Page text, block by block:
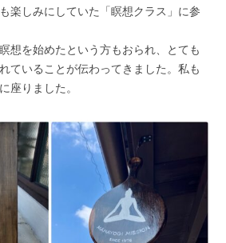
楽しみにしていた「瞑想クラス」に参
想を始めたという方もおられ、とても
ていることが伝わってきました。私も
座りました。